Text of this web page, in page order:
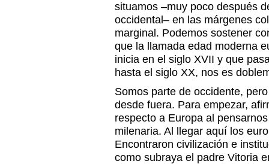
situamos –muy poco después
occidental– en las márgenes
marginal. Podemos sostener
que la llamada edad moderna
inicia en el siglo XVII y que
hasta el siglo XX, nos es
Somos parte de occidente,
desde fuera. Para empezar,
respecto a Europa al
milenaria. Al llegar aquí los
Encontraron civilización e
como subraya el padre Vitoria